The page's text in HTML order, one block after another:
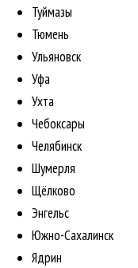
Туймазы
Тюмень
Ульяновск
Уфа
Ухта
Чебоксары
Челябинск
Шумерля
Щёлково
Энгельс
Южно-Сахалинск
Ядрин